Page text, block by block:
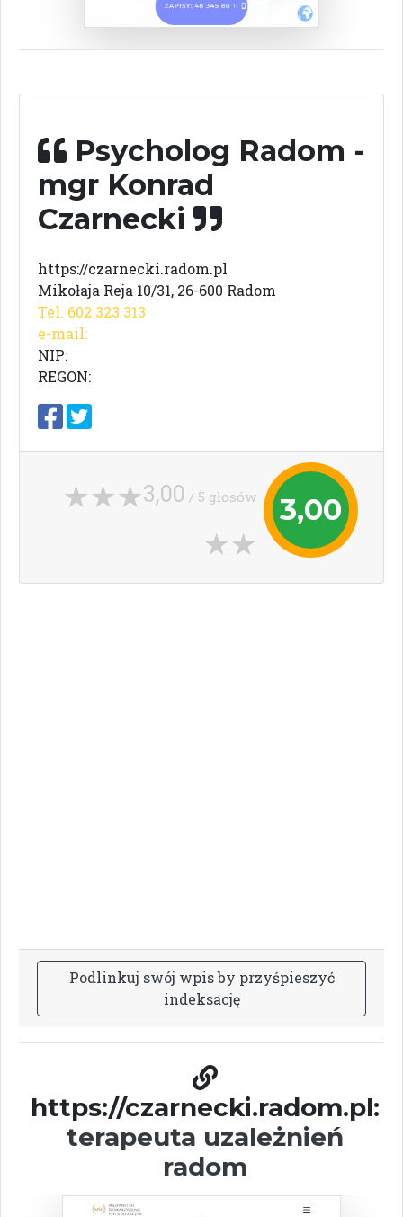
Psycholog Radom -
mgr Konrad
Czarnecki
https://czarnecki.radom.pl
Mikołaja Reja 10/31, 26-600 Radom
Tel. 602 323 313
e-mail:
NIP:
REGON:
3,00
3,00 / 5 głosów
Podlinkuj swój wpisby przyśpieszyć
indeksację
https://czarnecki.radom.pl:
terapeuta uzależnień
radom